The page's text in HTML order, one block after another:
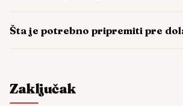
Šta je potrebno pripremiti pre
Zaključak